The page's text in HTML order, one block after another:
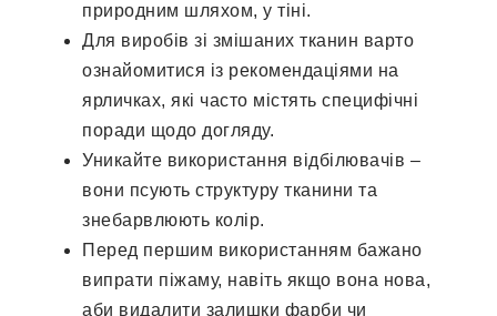
природним шляхом, у тіні.
Для виробів зі змішаних тканин варто
ознайомитися із рекомендаціями на
ярличках, які часто містять специфічні
поради щодо догляду.
Уникайте використання відбілювачів –
вони псують структуру тканини та
знебарвлюють колір.
Перед першим використанням бажано
випрати піжаму, навіть якщо вона нова,
аби видалити залишки фарби чи